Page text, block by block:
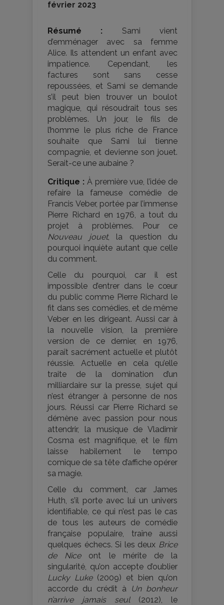
février 2023
Résumé : Sami vient
d’emménager avec sa femme
Alice. Ils attendent un enfant avec
impatience. Cependant, les
factures sont sans cesse
repoussées, et Sami se demande
s’il peut bien trouver un boulot
magique, qui résoudrait tous ses
problèmes. Un jour, le fils de
l’homme le plus riche de France
souhaite que Sami lui tienne
compagnie, et devienne son jouet.
Serait-ce une aubaine ?
Critique : À première vue, l’idée de
refaire la fameuse comédie de
Francis Veber, portée par l’immense
Pierre Richard en 1976, a tout du
projet à problèmes. Pour ce
Nouveau jouet, la question du
pourquoi inquiète autant que celle
du comment.
Celle du pourquoi, car il est
impossible d’entrer dans le cœur
du public comme Pierre Richard le
fit dans ses comédies, et de même
Veber en les dirigeant. Aussi car à
la nouvelle vision, la première
version de ce dernier, en 1976,
paraît sacrément actuelle et plutôt
réussie. Actuelle en cela qu’elle
traite de la domination d’un
milliardaire sur la presse, sujet qui
n’est étranger à personne de nos
jours. Réussi car Pierre Richard se
démène avec passion pour nous
attendrir, la musique de Vladimir
Cosma est magnifique, et le film
laisse habilement le tempo
comique de sa tête d’affiche opérer
sa magie.
Celle du comment, car James
Huth, s’il porte avec lui un univers
identifiable, ce qui n’est pas le cas
de tous les auteurs de comédie
française populaire, traîne aussi
quelques échecs. Si les deux Brice
de Niceont le mérite de la
singularité, qu’on accepte d’oublier
Lucky Luke(2009) et bien qu’on
accorde du crédit à
Un bonheur
n’arrive jamais seul(2012), le